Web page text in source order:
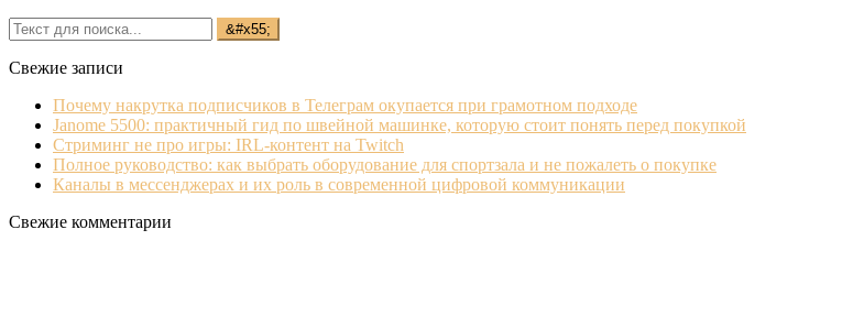
Свежие записи
Почему накрутка подписчиков в Телеграм окупается при грамотном подходе
Janome 5500: практичный гид по швейной машинке, которую стоит понять перед покупкой
Стриминг не про игры: IRL‐контент на Twitch
Полное руководство: как выбрать оборудование для спортзала и не пожалеть о покупке
Каналы в мессенджерах и их роль в современной цифровой коммуникации
Свежие комментарии